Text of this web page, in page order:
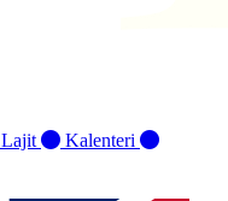
Lajit
Kalenteri